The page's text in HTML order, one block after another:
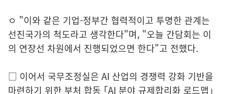
ㅇ "이와 같은 기업-정부간 협력적이고 투명한 관계는
선진국가의 척도라고 생각한다"며, "오늘 간담회는 이
의 연장선 차원에서 진행되었으면 한다"고 전했다.
□ 이어서 국무조정실은 AI 산업의 경쟁력 강화 기반을
마련하기 위한 부처 합동 ｢AI 분야 규제합리화 로드맵｣